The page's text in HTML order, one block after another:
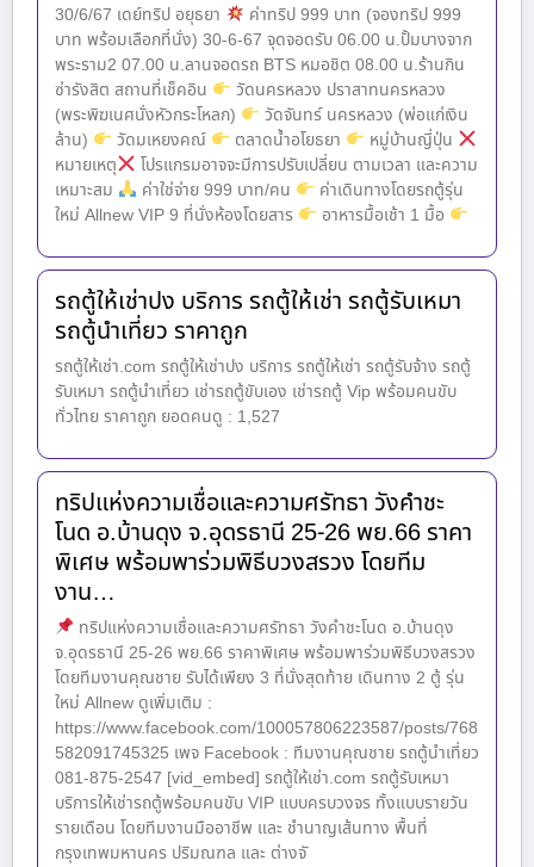
30/6/67 เดย์ทริป อยุธยา
ค่าทริป 999 บาท (จองทริป 999
บาท พร้อมเลือกที่นั่ง) 30-6-67 จุดจอดรับ 06.00 น.ปั้มบางจาก
พระราม2 07.00 น.ลานจอดรถ BTS หมอชิต 08.00 น.ร้านกิน
ซ่ารังสิต สถานที่เช็คอิน
วัดนครหลวง ปราสาทนครหลวง
(พระพิฆเนศนั่งหัวกระโหลก)
วัดจันทร์ นครหลวง (พ่อแก่เงิน
ล้าน)
วัดมเหยงคณ์ ตลาดน้ำอโยธยา
หมู่บ้านญี่ปุ่น
หมายเหตุ
โปรแกรมอาจจะมีการปรับเปลี่ยน ตามเวลา และความ
เหมาะสม
ค่าใช่จ่าย 999 บาท/คน
ค่าเดินทางโดยรถตู้รุ่น
ใหม่ Allnew VIP 9 ที่นั่งห้องโดยสาร
อาหารมื้อเช้า 1 มื้อ
รถตู้ให้เช่าปง บริการ รถตู้ให้เช่า รถตู้รับเหมา
รถตู้นำเที่ยว ราคาถูก
รถตู้ให้เช่า.com รถตู้ให้เช่าปง บริการ รถตู้ให้เช่า รถตู้รับจ้าง รถตู้
รับเหมา รถตู้นำเที่ยว เช่ารถตู้ขับเอง เช่ารถตู้ Vip พร้อมคนขับ
ทั่วไทย ราคาถูก ยอดคนดู : 1,527
ทริปแห่งความเชื่อและความศรัทธา วังคำชะ
โนด อ.บ้านดุง จ.อุดรธานี 25-26 พย.66 ราคา
พิเศษ พร้อมพาร่วมพิธีบวงสรวง โดยทีม
งาน…
ทริปแห่งความเชื่อและความศรัทธา วังคำชะโนด อ.บ้านดุง
จ.อุดรธานี 25-26 พย.66 ราคาพิเศษ พร้อมพาร่วมพิธีบวงสรวง
โดยทีมงานคุณชาย รับได้เพียง 3 ที่นั่งสุดท้าย เดินทาง 2 ตู้ รุ่น
ใหม่ Allnew ดูเพิ่มเติม :
https://www.facebook.com/100057806223587/posts/768
582091745325 เพจ Facebook : ทีมงานคุณชาย รถตู้นำเที่ยว
081-875-2547 [vid_embed] รถตู้ให้เช่า.com รถตู้รับเหมา
บริการให้เช่ารถตู้พร้อมคนขับ VIP แบบครบวงจร ทั้งแบบรายวัน
รายเดือน โดยทีมงานมืออาชีพ และ ชำนาญเส้นทาง พื้นที่
กรุงเทพมหานคร ปริมณฑล และ ต่างจั